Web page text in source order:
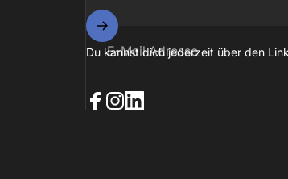
E-Mail Adresse
Du kannst dich jederzeit über den